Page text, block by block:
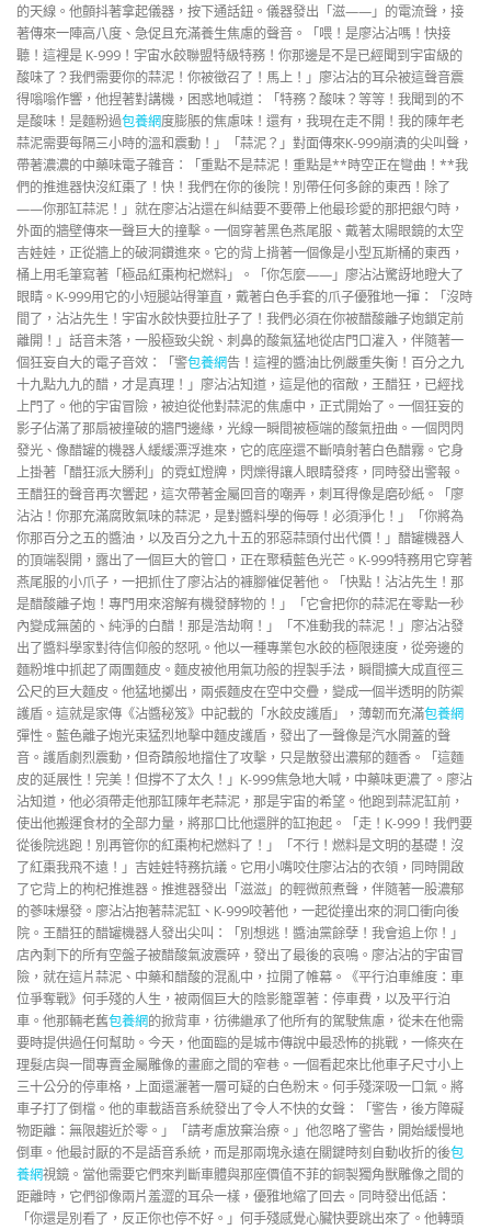
的天線。他顫抖著拿起儀器，按下通話鈕。儀器發出「滋——」的電流聲，接
著傳來一陣高八度、急促且充滿養生焦慮的聲音。「喂！是廖沾沾嗎！快接
聽！這裡是 K-999！宇宙水餃聯盟特級特務！你那邊是不是已經聞到宇宙級的
酸味了？我們需要你的蒜泥！你被徵召了！馬上！」廖沾沾的耳朵被這聲音震
得嗡嗡作響，他捏著對講機，困惑地喊道：「特務？酸味？等等！我聞到的不
是酸味！是麵粉過包養網度膨脹的焦慮味！還有，我現在走不開！我的陳年老
蒜泥需要每隔三小時的溫和震動！」「蒜泥？」對面傳來K-999崩潰的尖叫聲，
帶著濃濃的中藥味電子雜音：「重點不是蒜泥！重點是**時空正在彎曲！**我
們的推進器快沒紅棗了！快！我們在你的後院！別帶任何多餘的東西！除了
——你那缸蒜泥！」就在廖沾沾還在糾結要不要帶上他最珍愛的那把銀勺時，
外面的牆壁傳來一聲巨大的撞擊。一個穿著黑色燕尾服、戴著太陽眼鏡的太空
吉娃娃，正從牆上的破洞鑽進來。它的背上揹著一個像是小型瓦斯桶的東西，
桶上用毛筆寫著「極品紅棗枸杞燃料」。「你怎麼——」廖沾沾驚訝地瞪大了
眼睛。K-999用它的小短腿站得筆直，戴著白色手套的爪子優雅地一揮：「沒時
間了，沾沾先生！宇宙水餃快要拉肚子了！我們必須在你被醋酸離子炮鎖定前
離開！」話音未落，一股極致尖銳、刺鼻的酸氣猛地從店門口灌入，伴隨著一
個狂妄自大的電子音效：「警包養網告！這裡的醬油比例嚴重失衡！百分之九
十九點九九的醋，才是真理！」廖沾沾知道，這是他的宿敵，王醋狂，已經找
上門了。他的宇宙冒險，被迫從他對蒜泥的焦慮中，正式開始了。一個狂妄的
影子佔滿了那扇被撞破的牆門邊緣，光線一瞬間被極端的酸氣扭曲。一個閃閃
發光、像醋罐的機器人緩緩漂浮進來，它的底座還不斷噴射著白色醋霧。它身
上掛著「醋狂派大勝利」的霓虹燈牌，閃爍得讓人眼睛發疼，同時發出警報。
王醋狂的聲音再次響起，這次帶著金屬回音的嘲弄，刺耳得像是磨砂紙。「廖
沾沾！你那充滿腐敗氣味的蒜泥，是對醬料學的侮辱！必須淨化！」「你將為
你那百分之五的醬油，以及百分之九十五的邪惡蒜頭付出代價！」醋罐機器人
的頂端裂開，露出了一個巨大的管口，正在聚積藍色光芒。K-999特務用它穿著
燕尾服的小爪子，一把抓住了廖沾沾的褲腳催促著他。「快點！沾沾先生！那
是醋酸離子炮！專門用來溶解有機發酵物的！」「它會把你的蒜泥在零點一秒
內變成無菌的、純淨的白醋！那是浩劫啊！」「不准動我的蒜泥！」廖沾沾發
出了醬料學家對待信仰般的怒吼。他以一種專業包水餃的極限速度，從旁邊的
麵粉堆中抓起了兩團麵皮。麵皮被他用氣功般的捏製手法，瞬間擴大成直徑三
公尺的巨大麵皮。他猛地擲出，兩張麵皮在空中交疊，變成一個半透明的防禦
護盾。這就是家傳《沾醬秘笈》中記載的「水餃皮護盾」，薄韌而充滿包養網
彈性。藍色離子炮光束猛烈地擊中麵皮護盾，發出了一聲像是汽水開蓋的聲
音。護盾劇烈震動，但奇蹟般地擋住了攻擊，只是散發出濃郁的麵香。「這麵
皮的延展性！完美！但撐不了太久！」K-999焦急地大喊，中藥味更濃了。廖沾
沾知道，他必須帶走他那缸陳年老蒜泥，那是宇宙的希望。他跑到蒜泥缸前，
使出他搬運食材的全部力量，將那口比他還胖的缸抱起。「走！K-999！我們要
從後院逃跑！別再管你的紅棗枸杞燃料了！」「不行！燃料是文明的基礎！沒
了紅棗我飛不遠！」吉娃娃特務抗議。它用小嘴咬住廖沾沾的衣領，同時開啟
了它背上的枸杞推進器。推進器發出「滋滋」的輕微煎煮聲，伴隨著一股濃郁
的蔘味爆發。廖沾沾抱著蒜泥缸、K-999咬著他，一起從撞出來的洞口衝向後
院。王醋狂的醋罐機器人發出尖叫：「別想逃！醬油黨餘孽！我會追上你！」
店內剩下的所有空盤子被醋酸氣波震碎，發出了最後的哀鳴。廖沾沾的宇宙冒
險，就在這片蒜泥、中藥和醋酸的混亂中，拉開了帷幕。《平行泊車維度：車
位爭奪戰》何手殘的人生，被兩個巨大的陰影籠罩著：停車費，以及平行泊
車。他那輛老舊包養網的掀背車，彷彿繼承了他所有的駕駛焦慮，從未在他需
要時提供過任何幫助。今天，他面臨的是城市傳說中最恐怖的挑戰，一條夾在
理髮店與一間專賣金屬雕像的畫廊之間的窄巷。一個看起來比他車子尺寸小上
三十公分的停車格，上面還灑著一層可疑的白色粉末。何手殘深吸一口氣。將
車子打了倒檔。他的車載語音系統發出了令人不快的女聲：「警告，後方障礙
物距離：無限趨近於零。」「請考慮放棄治療。」他忽略了警告，開始緩慢地
倒車。他最討厭的不是語音系統，而是那兩塊永遠在關鍵時刻自動收折的後包
養網視鏡。當他需要它們來判斷車體與那座價值不菲的銅製獨角獸雕像之間的
距離時，它們卻像兩片羞澀的耳朵一樣，優雅地縮了回去。同時發出低語：
「你還是別看了，反正你也停不好。」何手殘感覺心臟快要跳出來了。他轉頭